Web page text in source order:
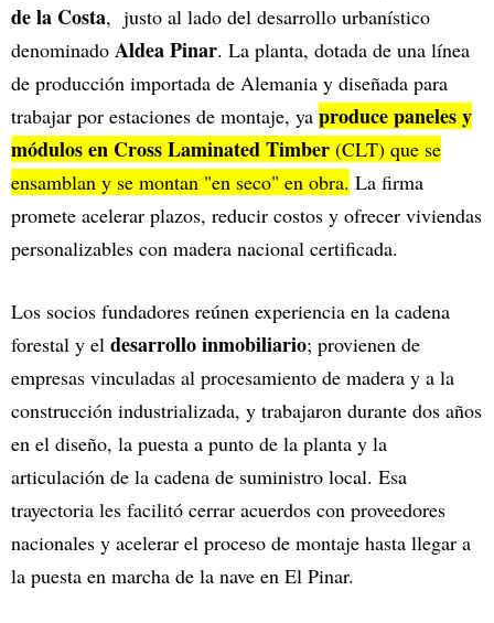
de la Costa, justo al lado del desarrollo urbanístico
denominado Aldea Pinar. La planta, dotada de una línea
de producción importada de Alemania y diseñada para
trabajar por estaciones de montaje, ya produce paneles y
módulos en Cross Laminated Timber (CLT) que se
ensamblan y se montan "en seco" en obra. La firma
promete acelerar plazos, reducir costos y ofrecer viviendas
personalizables con madera nacional certificada.
Los socios fundadores reúnen experiencia en la cadena
forestal y el desarrollo inmobiliario; provienen de
empresas vinculadas al procesamiento de madera y a la
construcción industrializada, y trabajaron durante dos años
en el diseño, la puesta a punto de la planta y la
articulación de la cadena de suministro local. Esa
trayectoria les facilitó cerrar acuerdos con proveedores
nacionales y acelerar el proceso de montaje hasta llegar a
la puesta en marcha de la nave en El Pinar.